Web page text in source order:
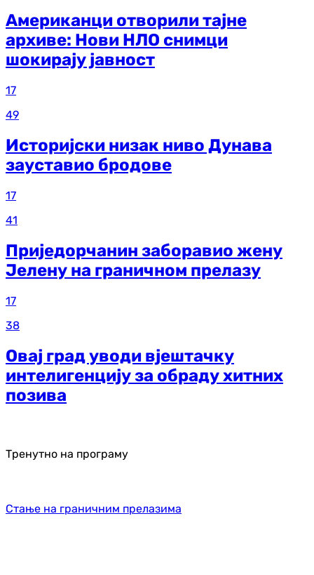
Американци отворили тајне
архиве: Нови НЛО снимци
шокирају јавност
17
49
Историјски низак ниво Дунава
зауставио бродове
17
41
Приједорчанин заборавио жену
Јелену на граничном прелазу
17
38
Овај град уводи вјештачку
интелигенцију за обраду хитних
позива
Тренутно на програму
Стање на граничним прелазима